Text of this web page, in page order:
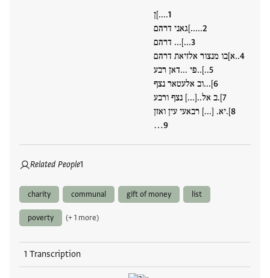
....]ן
.....]גאני דרהם
...]... דרהם
..א]בו מנצור אלזיאת דרהם
..]..פי ...דאן רבע
]...וב אלעטאר נצף
].ב אל..[...] נצף ורבע
].יא. [...] רבאעי עין ואזן
…
Related People1
charity communal gift of money list
poverty (+ 1 more)
1 Transcription